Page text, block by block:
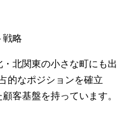
戦略
北関東の小さな町にも出
的なポジションを確立
客基盤を持っています。